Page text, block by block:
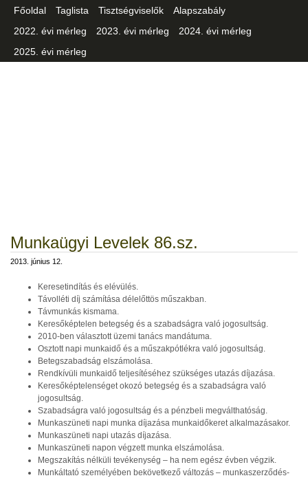
Főoldal Taglista Tisztségviselők
Alapszabály
2022. évi mérleg
2023. évi mérleg
2024. évi mérleg
2025. évi mérleg
Munkaügyi Levelek 86.sz.
2013. június 12.
Keresetindítás és elévülés.
Távolléti díj számítása délelőttös műszakban.
Távmunkás kismama.
Keresőképtelen betegség és a szabadságra való jogosultság.
2010-ben választott üzemi tanács mandátuma.
Osztott napi munkaidő és a műszakpótlékra való jogosultság.
Betegszabadság elszámolása.
Rendkívüli munkaidő teljesítéséhez szükséges utazás díjazása.
Keresőképtelenséget okozó betegség és a szabadságra való
jogosultság.
Szabadságra való jogosultság és a pénzbeli megválthatóság.
Munkaszüneti napi munka díjazása munkaidőkeret alkalmazásakor.
Munkaszüneti napi utazás díjazása.
Munkaszüneti napon végzett munka elszámolása.
Megszakítás nélküli tevékenység – ha nem egész évben végzik.
Munkáltató személyében bekövetkező változás – munkaszerződés-